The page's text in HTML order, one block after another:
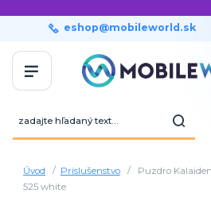
eshop@mobileworld.sk
Úvod Príslušenstvo
Puzdro
525 white